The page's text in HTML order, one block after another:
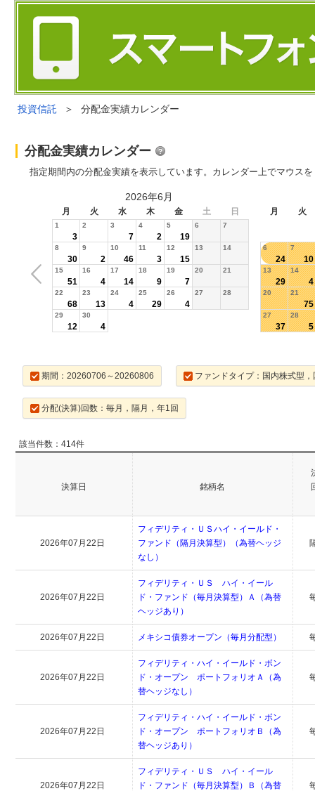
投資信託 ＞ 分配金実績カレンダー
分配金実績カレンダー
指定期間内の分配金実績を表示しています。カレンダー上でマウス
2026年6月
月 火 水 木 金 土 日 月 火
1
3
2 3
7
4
2
5
19
6 7
8
30
9
2
10
46
11
3
12
15
13 14
15
51
16
4
17
14
18
9
19
7
20 21
22
68
23
13
24
4
25
29
26
4
27 28
29
12
30
4
6
24
7
10
13
29
14
4
20 21
75
27
37
28
5
期間：20260706～20260806 ファンドタイプ：国内株式型
分配(決算)回数：毎月，隔月，年1回
該当件数：414件
決算日 銘柄名
2026年07月22日
フィデリティ・ＵＳハイ・イールド・
ファンド（隔月決算型）（為替ヘッジ
なし）
2026年07月22日
フィデリティ・ＵＳ ハイ・イール
ド・ファンド（毎月決算型）Ａ（為替
ヘッジあり）
2026年07月22日 メキシコ債券オープン（毎月分配型）
2026年07月22日
フィデリティ・ハイ・イールド・ボン
ド・オープン ポートフォリオＡ（為
替ヘッジなし）
2026年07月22日
フィデリティ・ハイ・イールド・ボン
ド・オープン ポートフォリオＢ（為
替ヘッジあり）
2026年07月22日
フィデリティ・ＵＳ ハイ・イール
ド・ファンド（毎月決算型）Ｂ（為替